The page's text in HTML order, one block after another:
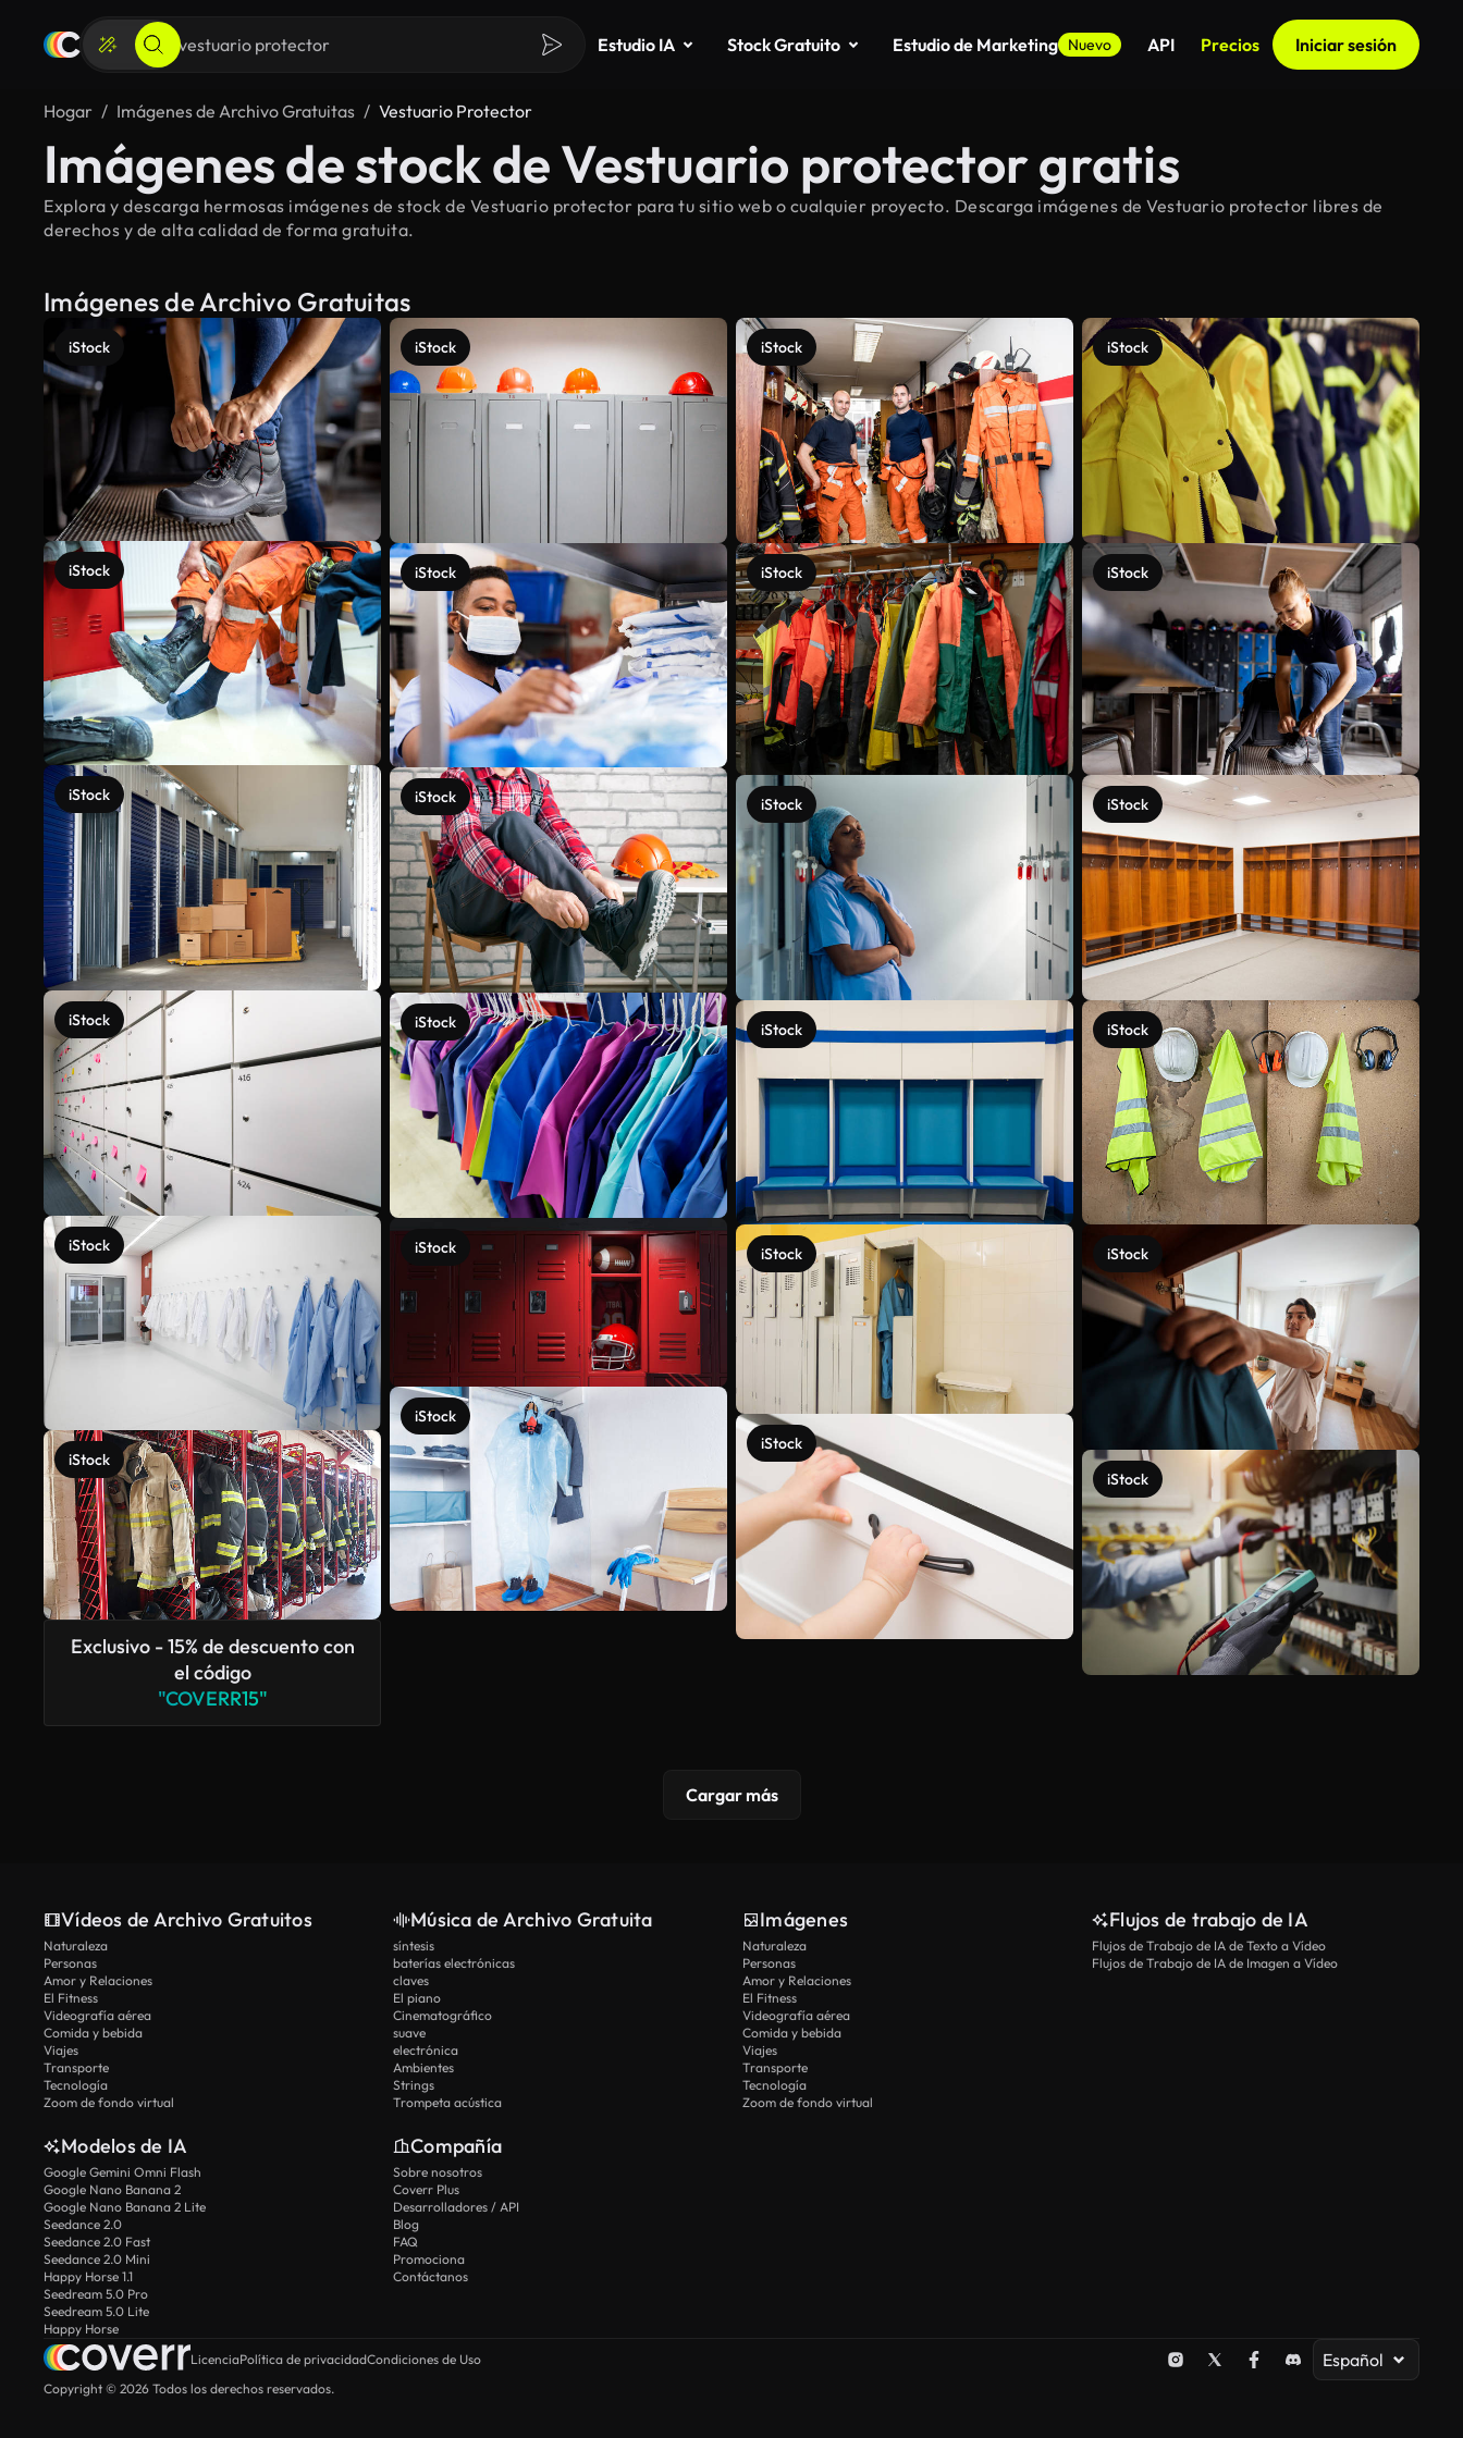
Estudio IA Stock Gratuito Estudio de Marketing Nuevo API Precios Iniciar sesión
Hogar Imágenes de Archivo Gratuitas Vestuario Protector
Imágenes de stock de Vestuario protector gratis
Explora y descarga hermosas imágenes de stock de Vestuario protector para tu sitio web o cualquier proyecto. Descarga imágenes de Vestuario protector libres de
derechos y de alta calidad de forma gratuita.
Imágenes de Archivo Gratuitas
iStock
iStock
iStock
iStock
iStock
iStock
Exclusivo - 15% de descuento con
el código
"COVERR15"
iStock
iStock
iStock
iStock
iStock
iStock
iStock
iStock
iStock
iStock
iStock
iStock
iStock
iStock
iStock
iStock
iStock
iStock
Cargar más
Vídeos de Archivo Gratuitos
Naturaleza
Personas
Amor y Relaciones
El Fitness
Videografía aérea
Comida y bebida
Viajes
Transporte
Tecnología
Zoom de fondo virtual
Música de Archivo Gratuita
síntesis
baterías electrónicas
claves
El piano
Cinematográfico
suave
electrónica
Ambientes
Strings
Trompeta acústica
Imágenes
Naturaleza
Personas
Amor y Relaciones
El Fitness
Videografía aérea
Comida y bebida
Viajes
Transporte
Tecnología
Zoom de fondo virtual
Flujos de trabajo de IA
Flujos de Trabajo de IA de Texto a Vídeo
Flujos de Trabajo de IA de Imagen a Vídeo
Modelos de IA
Google Gemini Omni Flash
Google Nano Banana 2
Google Nano Banana 2 Lite
Seedance 2.0
Seedance 2.0 Fast
Seedance 2.0 Mini
Happy Horse 1.1
Seedream 5.0 Pro
Seedream 5.0 Lite
Happy Horse
Compañía
Sobre nosotros
Coverr Plus
Desarrolladores / API
Blog
FAQ
Promociona
Contáctanos
LicenciaPolítica de privacidadCondiciones de Uso Español
Copyright © 2026 Todos los derechos reservados.